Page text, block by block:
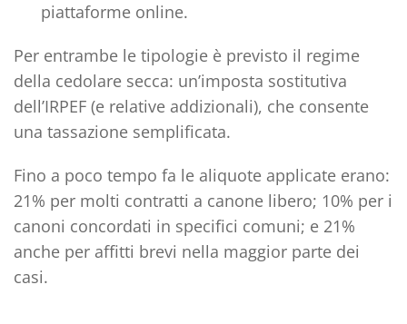
piattaforme online.
Per entrambe le tipologie è previsto il regime
della cedolare secca: un’imposta sostitutiva
dell’IRPEF (e relative addizionali), che consente
una tassazione semplificata.
Fino a poco tempo fa le aliquote applicate erano:
21% per molti contratti a canone libero; 10% per i
canoni concordati in specifici comuni; e 21%
anche per affitti brevi nella maggior parte dei
casi.